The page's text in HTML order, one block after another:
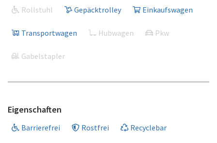
Rollstuhl Gepäcktrolley Einkaufswagen
Transportwagen Hubwagen Pkw
Gabelstapler
Eigenschaften
Barrierefrei Rostfrei Recyclebar